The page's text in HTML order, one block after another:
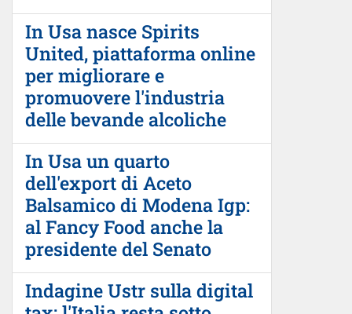
In Usa nasce Spirits
United, piattaforma online
per migliorare e
promuovere l'industria
delle bevande alcoliche
In Usa un quarto
dell'export di Aceto
Balsamico di Modena Igp:
al Fancy Food anche la
presidente del Senato
Indagine Ustr sulla digital